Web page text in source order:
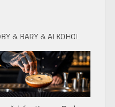
& BARY & ALKOHOL